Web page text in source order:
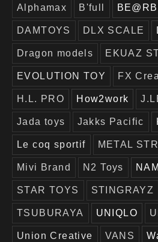
Alphamax B'full
DAMTOYS DLX SCALE
Dragon models EKUAZ
EVOLUTION TOY FX
H.L. PRO How2work
Jada toys Jakks Pacific
Le coq sportif METAL
Mivi Brand N2 Toys
STAR TOYS STINGRAYZ
TSUBURAYA UNIQLO
Union Creative VANS